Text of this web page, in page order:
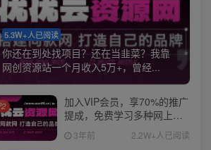
5.3W+人已阅读
你还在到处找项目？还在当韭菜？我靠
网创资源站一个月收入5万+，曾经...
加入VIP会员，享70%的推广
提成，免费学习多种网上创
业课程，菜鸟秒变大神！
3年前 2.2W+人已阅读